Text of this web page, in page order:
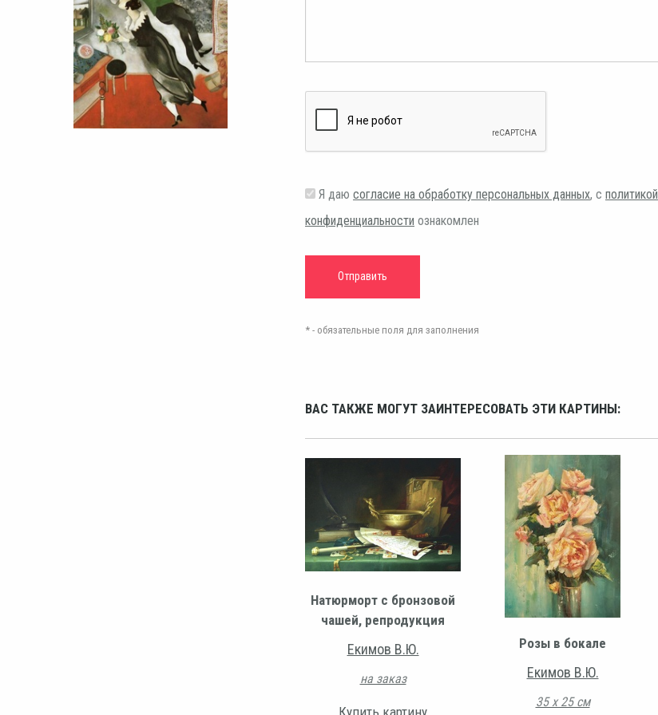
Я даю согласие на обработку персональных данных, с политикой
конфиденциальности ознакомлен
* - обязательные поля для заполнения
ВАС ТАКЖЕ МОГУТ ЗАИНТЕРЕСОВАТЬ ЭТИ КАРТИНЫ:
Натюрморт с бронзовой
чашей, репродукция
Екимов В.Ю.
на заказ
Розы в бокале
Екимов В.Ю.
35 х 25 см